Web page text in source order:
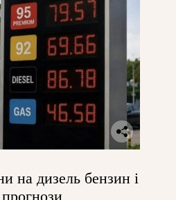
на дизель бензин і